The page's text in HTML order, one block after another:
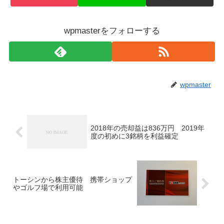
wpmasterをフォローする
wpmaster
2018年の売却益は836万円 2019年
度の初めに3銘柄を利益確定
トーシンから株主優待 携帯ショップ
やゴルフ場で利用可能